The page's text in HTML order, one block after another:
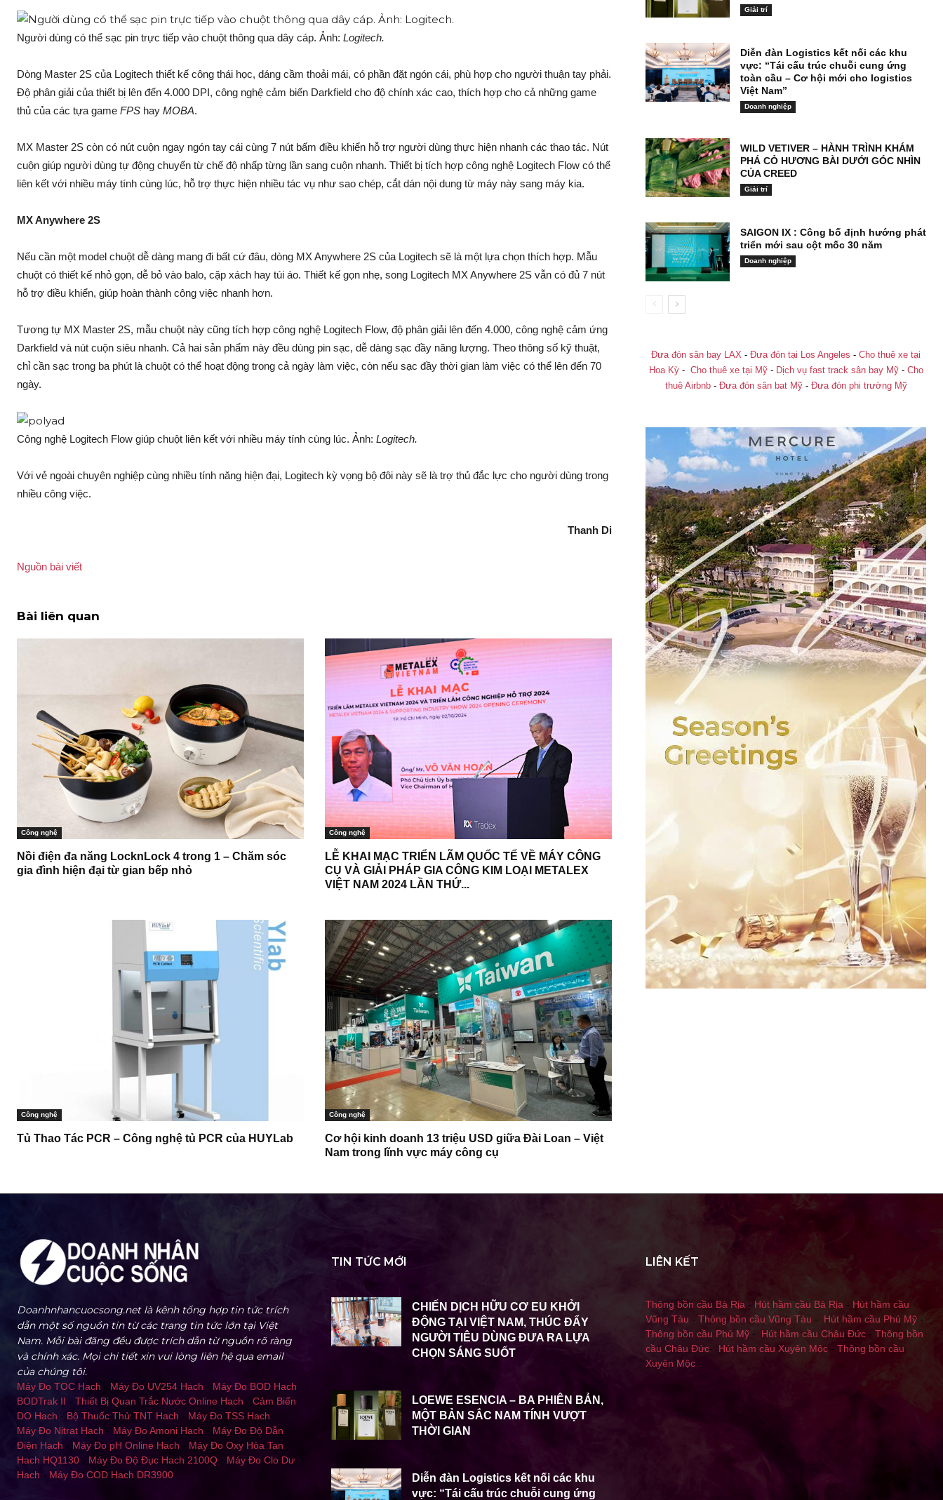
Người dùng có thể sạc pin trực tiếp vào chuột thông qua dây cáp. Ảnh: Logitech.
Dòng Master 2S của Logitech thiết kế công thái học, dáng cầm thoải mái, có phần đặt ngón cái, phù hợp cho người thuận tay phải.
Độ phân giải của thiết bị lên đến 4.000 DPI, công nghệ cảm biến Darkfield cho độ chính xác cao, thích hợp cho cả những game
thủ của các tựa game FPS hay MOBA.
MX Master 2S còn có nút cuộn ngay ngón tay cái cùng 7 nút bấm điều khiển hỗ trợ người dùng thực hiện nhanh các thao tác. Nút
cuộn giúp người dùng tự động chuyển từ chế độ nhấp từng lần sang cuộn nhanh. Thiết bị tích hợp công nghệ Logitech Flow có thể
liên kết với nhiều máy tính cùng lúc, hỗ trợ thực hiện nhiều tác vụ như sao chép, cắt dán nội dung từ máy này sang máy kia.
MX Anywhere 2S
Nếu cần một model chuột dễ dàng mang đi bất cứ đâu, dòng MX Anywhere 2S của Logitech sẽ là một lựa chọn thích hợp. Mẫu
chuột có thiết kế nhỏ gọn, dễ bỏ vào balo, cặp xách hay túi áo. Thiết kế gọn nhẹ, song Logitech MX Anywhere 2S vẫn có đủ 7 nút
hỗ trợ điều khiển, giúp hoàn thành công việc nhanh hơn.
Tương tự MX Master 2S, mẫu chuột này cũng tích hợp công nghệ Logitech Flow, độ phân giải lên đến 4.000, công nghệ cảm ứng
Darkfield và nút cuộn siêu nhanh. Cả hai sản phẩm này đều dùng pin sạc, dễ dàng sạc đầy năng lượng. Theo thông số kỹ thuật,
chỉ cần sạc trong ba phút là chuột có thể hoạt động trong cả ngày làm việc, còn nếu sạc đầy thời gian làm việc có thể lên đến 70
ngày.
Công nghệ Logitech Flow giúp chuột liên kết với nhiều máy tính cùng lúc. Ảnh: Logitech.
Với vẻ ngoài chuyên nghiệp cùng nhiều tính năng hiện đại, Logitech kỳ vọng bộ đôi này sẽ là trợ thủ đắc lực cho người dùng trong
nhiều công việc.
Thanh Di
Nguồn bài viết
Bài liên quan
Công nghệ
Nồi điện đa năng LocknLock 4 trong 1 – Chăm sóc
gia đình hiện đại từ gian bếp nhỏ
Công nghệ
LỄ KHAI MẠC TRIỂN LÃM QUỐC TẾ VỀ MÁY CÔNG
CỤ VÀ GIẢI PHÁP GIA CÔNG KIM LOẠI METALEX
VIỆT NAM 2024 LẦN THỨ...
Công nghệ
Tủ Thao Tác PCR – Công nghệ tủ PCR của HUYLab
Công nghệ
Cơ hội kinh doanh 13 triệu USD giữa Đài Loan – Việt
Nam trong lĩnh vực máy công cụ
Giải trí
Diễn đàn Logistics kết nối các khu
vực: “Tái cấu trúc chuỗi cung ứng
toàn cầu – Cơ hội mới cho logistics
Việt Nam”
Doanh nghiệp
WILD VETIVER – HÀNH TRÌNH KHÁM
PHÁ CỎ HƯƠNG BÀI DƯỚI GÓC NHÌN
CỦA CREED
Giải trí
SAIGON IX : Công bố định hướng phát
triển mới sau cột mốc 30 năm
Doanh nghiệp
Đưa đón sân bay LAX - Đưa đón tại Los Angeles - Cho thuê xe tại
Hoa Kỳ- Cho thuê xe tại Mỹ- Dịch vụ fast track sân bay Mỹ- Cho
thuê Airbnb- Đưa đón sân bat Mỹ- Đưa đón phi trường Mỹ
Doanhnhancuocsong.net là kênh tổng hợp tin tức trích
dẫn một số nguồn tin từ các trang tin tức lớn tại Việt
Nam. Mỗi bài đăng đều được trích dẫn từ nguồn rõ ràng
và chính xác. Mọi chi tiết xin vui lòng liên hệ qua email
của chúng tôi.
Máy Đo TOC Hach Máy Đo UV254 Hach - Máy Đo BOD Hach
BODTrak II - Thiết Bị Quan Trắc Nước Online Hach - Cảm Biến
DO Hach - Bộ Thuốc Thử TNT Hach - Máy Đo TSS Hach
Máy Đo Nitrat Hach - Máy Đo Amoni Hach
Máy Đo Độ Dẫn
Điện Hach - Máy Đo pH Online Hach
Máy Đo Oxy Hòa Tan
Hach HQ1130 - Máy Đo Độ Đục Hach 2100Q
Máy Đo Clo Dư
Hach - Máy Đo COD Hach DR3900
TIN TỨC MỚI
CHIẾN DỊCH HỮU CƠ EU KHỞI
ĐỘNG TẠI VIỆT NAM, THÚC ĐẨY
NGƯỜI TIÊU DÙNG ĐƯA RA LỰA
CHỌN SÁNG SUỐT
LOEWE ESENCIA – BA PHIÊN BẢN,
MỘT BẢN SẮC NAM TÍNH VƯỢT
THỜI GIAN
Diễn đàn Logistics kết nối các khu
vực: “Tái cấu trúc chuỗi cung ứng
LIÊN KẾT
Thông bồn cầu Bà Rịa - Hút hầm cầu Bà Rịa - Hút hầm cầu
Vũng Tàu - Thông bồn cầu Vũng Tàu - Hút hầm cầu Phú Mỹ -
Thông bồn cầu Phú Mỹ - Hút hầm cầu Châu Đức - Thông bồn
cầu Châu Đức- Hút hầm cầu Xuyên Mộc - Thông bồn cầu
Xuyên Mộc